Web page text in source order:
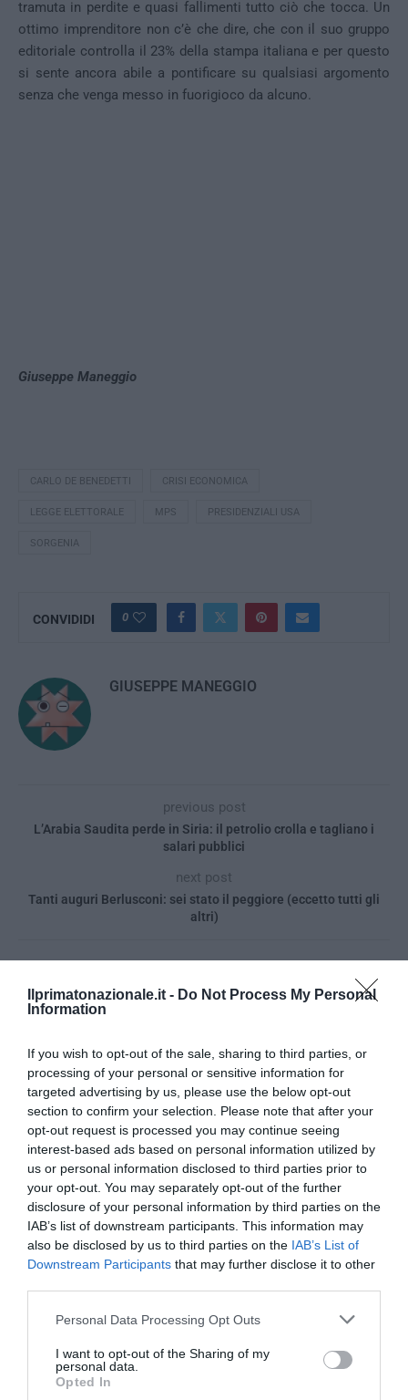
Ilprimatonazionale.it - Do Not Process My Personal
Information
If you wish to opt-out of the sale, sharing to third parties, or
processing of your personal or sensitive information for
targeted advertising by us, please use the below opt-out
section to confirm your selection. Please note that after your
opt-out request is processed you may continue seeing
interest-based ads based on personal information utilized by
us or personal information disclosed to third parties prior to
your opt-out. You may separately opt-out of the further
disclosure of your personal information by third parties on the
IAB’s list of downstream participants. This information may
also be disclosed by us to third parties on the IAB’s List of
Downstream Participants that may further disclose it to other
Please note that this website/app uses one or more Google
not limited to your visit or usage behaviour. You may click to
grant or deny consent to Google and its third-party tags to
use your data for below specified purposes in below Google
Personal Data Processing Opt Outs
I want to opt-out of the Sharing of my
personal data.
Opted In
tramuta in perdite e quasi fallimenti tutto ciò che tocca. Un
ottimo imprenditore non c’è che dire, che con il suo gruppo
editoriale controlla il 23% della stampa italiana e per questo
si sente ancora abile a pontificare su qualsiasi argomento
senza che venga messo in fuorigioco da alcuno.
Giuseppe Maneggio
CARLO DE BENEDETTI CRISI ECONOMICA
LEGGE ELETTORALE MPS PRESIDENZIALI USA
SORGENIA
CONVIDIDI 0
GIUSEPPE MANEGGIO
previous post
L’Arabia Saudita perde in Siria: il petrolio crolla e tagliano i
salari pubblici
next post
Tanti auguri Berlusconi: sei stato il peggiore (eccetto tutti gli
altri)
Bonaccini e il mito delle barricate di Parma: quando
l’antifascismo copia il fascismo